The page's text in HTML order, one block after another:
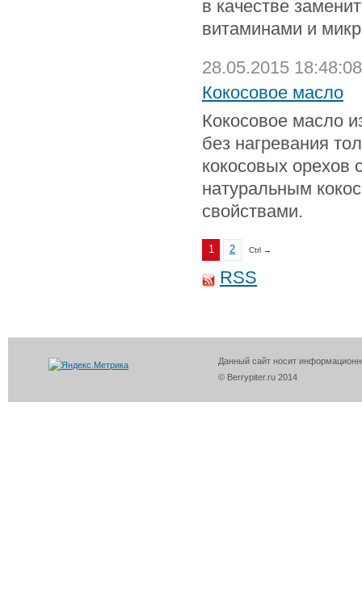
в качестве
витаминами и
28.05.2015 18:48:08
Кокосовое масло
Кокосовое масло
без нагревания
кокосовых
натуральным
свойствами.
1 2 Ctrl →
RSS
Данный сайт носит
© Berrypiter.ru 2014